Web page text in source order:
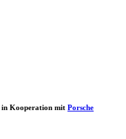
in Kooperation mit Porsche